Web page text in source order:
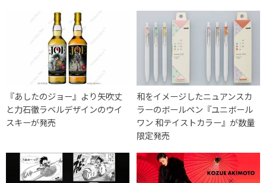
『あしたのジョー』より矢吹丈
と力石徹ラベルデザインのウイ
スキーが発売
和をイメージしたニュアンスカ
ラーのボールペン『ユニボール
ワン 和テイストカラー』が数量
限定発売